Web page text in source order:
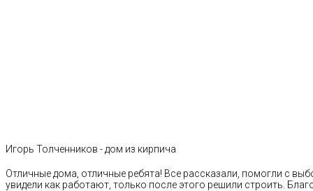
Игорь Толченников - дом из кирпича
Отличные дома, отличные ребята! Все рассказали, помогли с
увидели как работают, только после этого решили строить.